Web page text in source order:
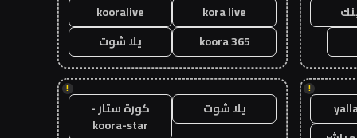
!
kora live
kooralive
koora 365
يلا شوت
!
يلا شوت
كورة ستار -
koora-star